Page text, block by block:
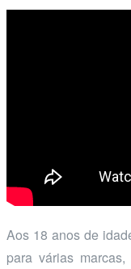
Aos 18 anos de
para várias